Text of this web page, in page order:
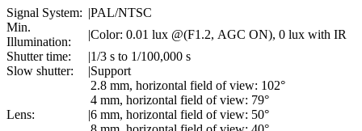
Signal System: |PAL/NTSC
Min.
Illumination:
|Color: 0.01 lux @(F1.2, AGC ON), 0 lux with IR
Shutter time:
|1/3 s to 1/100,000 s
Slow shutter:
|Support
Lens: |
2.8 mm, horizontal field of view: 102°
4 mm, horizontal field of view: 79°
6 mm, horizontal field of view: 50°